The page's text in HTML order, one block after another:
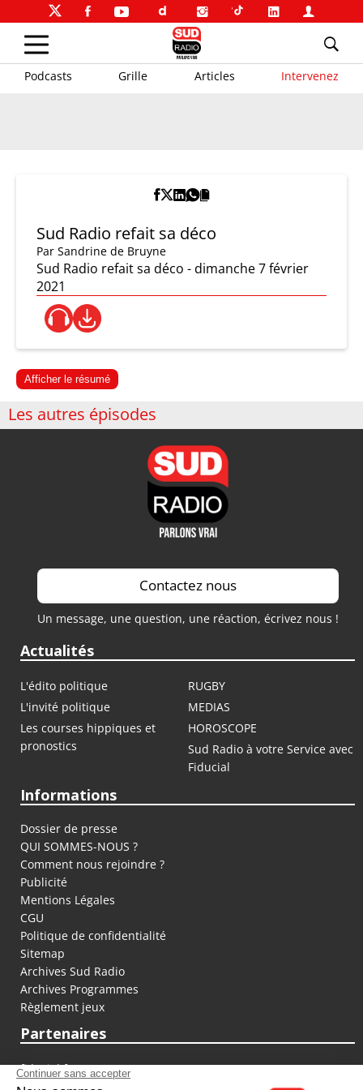
Podcasts Grille Articles Intervenez
Sud Radio refait sa déco
Par Sandrine de Bruyne
Sud Radio refait sa déco - dimanche 7 février
2021
Afficher le résumé
Les autres épisodes
Contactez nous
Un message, une question, une réaction, écrivez nous !
Actualités
L'édito politique
RUGBY
L'invité politique
MEDIAS
Les courses hippiques et
pronostics
HOROSCOPE
Sud Radio à votre Service avec
Fiducial
Informations
Dossier de presse
QUI SOMMES-NOUS ?
Comment nous rejoindre ?
Publicité
Mentions Légales
CGU
Politique de confidentialité
Sitemap
Archives Sud Radio
Archives Programmes
Règlement jeux
Partenaires
fiducial.fr